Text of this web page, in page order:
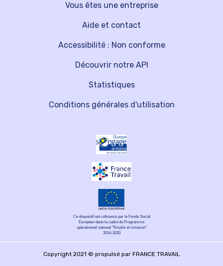
Vous êtes une entreprise
Découvrir notre API
Aide et contact
Statistiques
Accessibilité : Non conforme
Conditions générales d'utilisation
Ce dispositif est cofinancé par le Fonds Social
Européen dans le cadre du Programme
opérationnel national "Emploi et inclusion"
2014-2020
Copyright 2021 © propulsé par FRANCE TRAVAIL